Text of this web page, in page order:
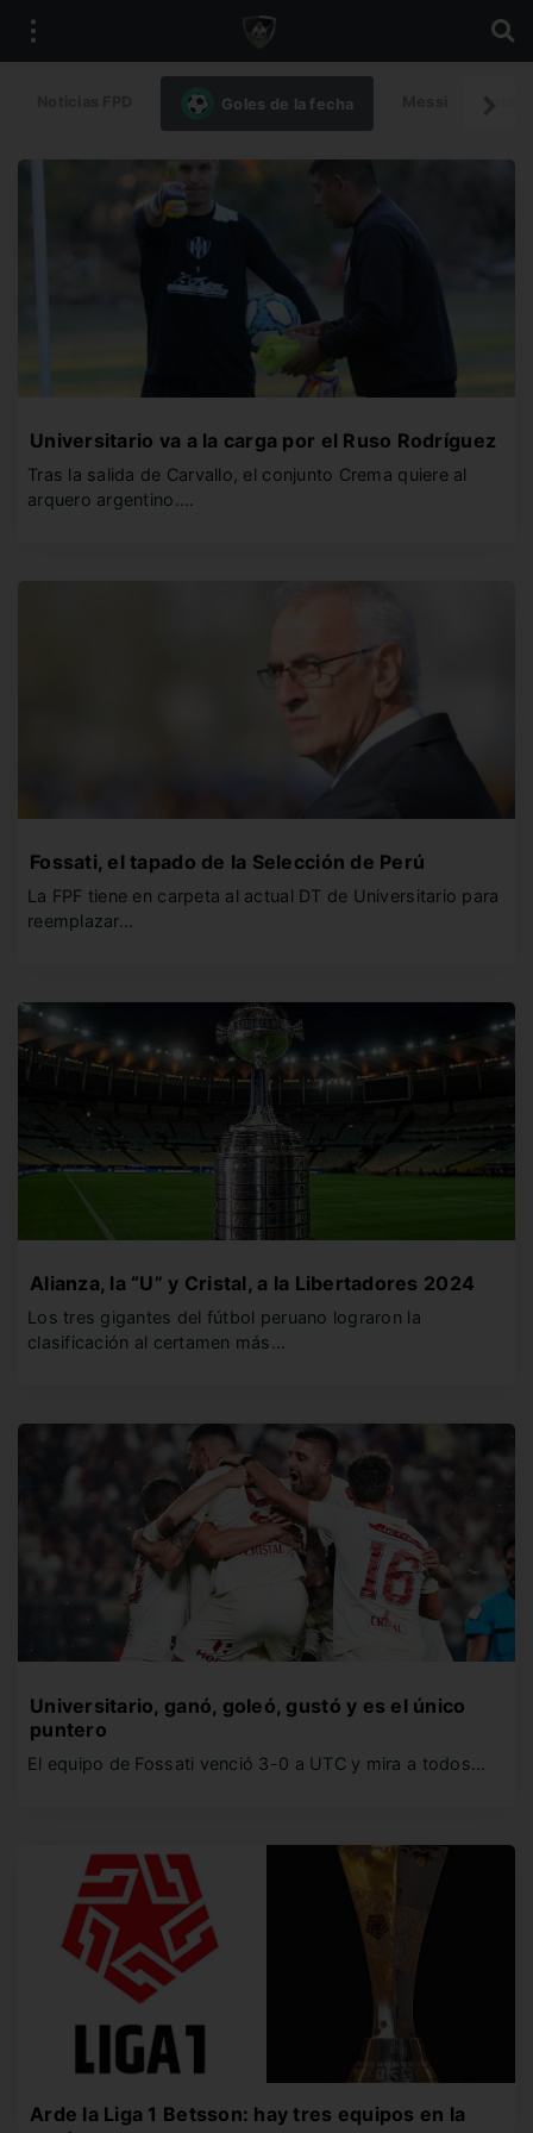
Goles de la fecha
Universitario va a la carga por el Ruso Rodríguez
Tras la salida de Carvallo, el conjunto Crema quiere al
arquero argentino.…
Fossati, el tapado de la Selección de Perú
La FPF tiene en carpeta al actual DT de Universitario para
reemplazar…
Alianza, la “U” y Cristal, a la Libertadores 2024
Los tres gigantes del fútbol peruano lograron la
clasificación al certamen más…
Universitario, ganó, goleó, gustó y es el único
puntero
El equipo de Fossati venció 3-0 a UTC y mira a todos…
Arde la Liga 1 Betsson: hay tres equipos en la